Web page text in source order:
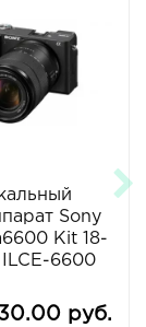
Sony
Kit 18-
ILCE-6600
руб.